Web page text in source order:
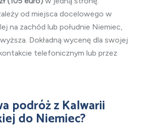
od miejsca docelowego w
na zachód lub południe Niemiec,
Dokładną wycenę dla swojej
telefonicznym lub przez
podróż z Kalwarii
do Niemiec?